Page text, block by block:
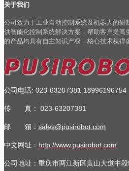
关于我们
公司致力于工业自动控制系统及机器人的研
供智能化控制系统解决方案，帮助客户提高
的产品均具有自主知识产权，核心技术获得
公司电话: 023-63207381 18996196754
传 真： 023-63207381
邮 箱： sales@pusirobot.com
中文网址： http://www.pusirobot.com
公司地址 ：重庆市两江新区黄山大道中